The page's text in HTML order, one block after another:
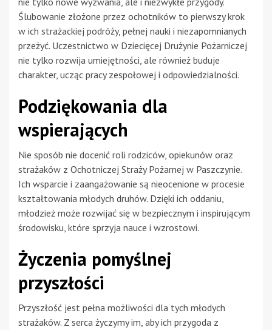
Ślubowanie złożone przez ochotników to pierwszy krok
w ich strażackiej podróży, pełnej nauki i niezapomnianych
przeżyć. Uczestnictwo w Dziecięcej Drużynie Pożarniczej
nie tylko rozwija umiejętności, ale również buduje
charakter, ucząc pracy zespołowej i odpowiedzialności.
Podziękowania dla
wspierających
Nie sposób nie docenić roli rodziców, opiekunów oraz
strażaków z Ochotniczej Straży Pożarnej w Paszczynie.
Ich wsparcie i zaangażowanie są nieocenione w procesie
kształtowania młodych druhów. Dzięki ich oddaniu,
młodzież może rozwijać się w bezpiecznym i inspirującym
środowisku, które sprzyja nauce i wzrostowi.
Życzenia pomyślnej
przyszłości
Przyszłość jest pełna możliwości dla tych młodych
strażaków. Z serca życzymy im, aby ich przygoda z